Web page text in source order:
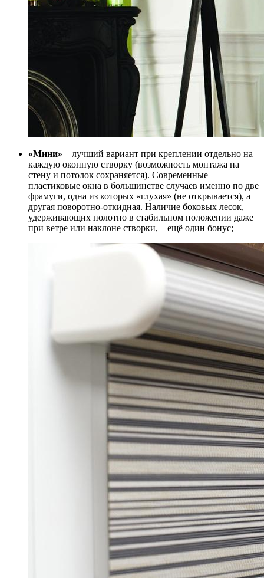
«Мини» – лучший вариант при креплении отдельно на
каждую оконную створку (возможность монтажа на
стену и потолок сохраняется). Современные
пластиковые окна в большинстве случаев именно по две
фрамуги, одна из которых «глухая» (не открывается), а
другая поворотно-откидная. Наличие боковых лесок,
удерживающих полотно в стабильном положении даже
при ветре или наклоне створки, – ещё один бонус;